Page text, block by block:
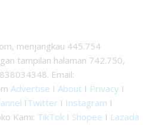
menjangkau 445.754
tampilan halaman 742.750,
Email:
Advertise I About I Privacy I
ITwitter I Instagram I
Kami: TikTok I Shopee I Lazada